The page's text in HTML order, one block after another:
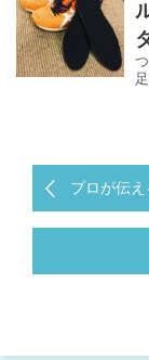
プロが伝える脳卒中